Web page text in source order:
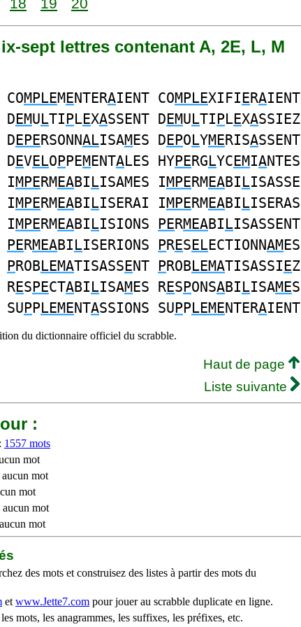
sept lettres contenant A, 2E, L, M
MPLEMENTERAIENT COMPLEXIFIERAIENT
DEMULTIPLEXASSENT DEMULTIPLEXASSIEZ
DEPERSONNALISAMES DEPOLYMERISASSENT
DEVELOPPEMENTALES HYPERGLYCEMIANTES
IMPERMEABILISAMES IMPERMEABILISASSE
IMPERMEABILISERAI IMPERMEABILISERAS
IMPERMEABILISIONS PERMEABILISASSENT
PERMEABILISERIONS PRESELECTIONNAMES
PROBLEMATISASSENT PROBLEMATISASSIEZ
RESPECTABILISAMES RESPONSABILISAMES
SUPPLEMENTASSIONS SUPPLEMENTERAIENT
du dictionnaire officiel du scrabble.
Haut de page
Liste suivante
:
1557 mots
mot
mot
mot
aucun mot
mot
des mots et construisez des listes à partir des mots du
et www.Jette7.com pour jouer au scrabble duplicate en ligne.
mots, les anagrammes, les suffixes, les préfixes, etc.